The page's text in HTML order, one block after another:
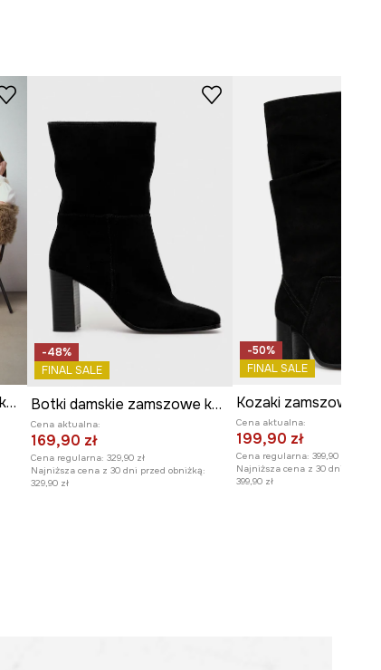
Kozaki damskie z imitacji skóry
-48%
FINAL SALE
Botki damskie zamszowe kolor czarny
Cena aktualna:
169,90 zł
Cena regularna: 329,90 zł
Najniższa cena z 30 dni przed obniżką:
329,90 zł
-50%
FINAL SALE
Kozaki zamszowe
Cena aktualna:
199,90 zł
Cena regularna: 399,90 zł
Najniższa cena z 30 dni przed
399,90 zł